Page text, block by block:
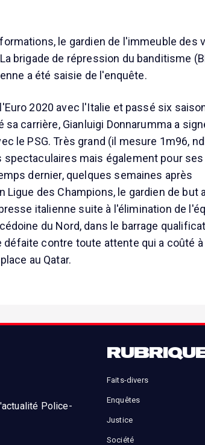
le gardien de l'immeuble des
brigade de répression du banditisme
a été saisie de l'enquête.
2020 avec l'Italie et passé six
sa carrière, Gianluigi Donnarumma a
le PSG. Très grand (il mesure 1m96,
spectaculaires mais également pour
dernier, quelques semaines après
Ligue des Champions, le gardien de but
italienne suite à l'élimination de
du Nord, dans le barrage
défaite contre toute attente qui a coûté à
au Qatar.
Police-
Faits-divers
Enquêtes
Justice
Société